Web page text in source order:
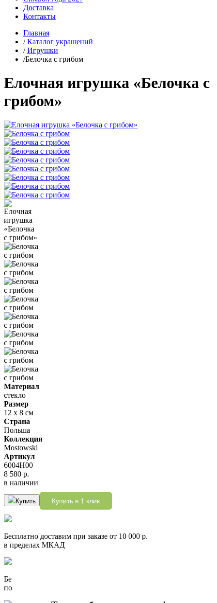
Доставка
Контакты
Главная
/Каталог украшений
/Игрушки
/Белочка с грибом
Елочная игрушка «Белочка с
грибом»
Материал
стекло
Размер
12 х 8 см
Страна
Польша
Коллекция
Mostowski
Артикул
6004H00
8 580 р.
в наличии
Купить Купить в 1 клик
Бесплатно доставим при заказе от 10 000 р.
в пределах МКАД
Бесплатно доставим при заказе от 10 000 р.
по России до пункта выдачи СДЭК